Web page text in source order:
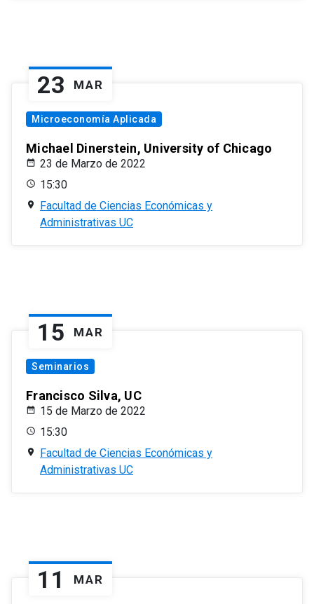
23 MAR
Microeconomía Aplicada
Michael Dinerstein, University of Chicago
23 de Marzo de 2022
15:30
Facultad de Ciencias Económicas y
Administrativas UC
15 MAR
Seminarios
Francisco Silva, UC
15 de Marzo de 2022
15:30
Facultad de Ciencias Económicas y
Administrativas UC
11 MAR